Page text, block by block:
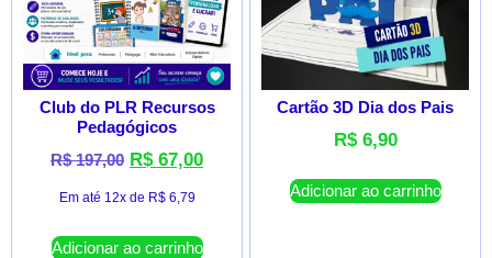
Club do PLR Recursos
Pedagógicos
R$197,00 R$67,00
Em até 12x de R$6,79
Adicionar ao carrinho
Cartão 3D Dia dos Pais
R$6,90
Adicionar ao carrinho